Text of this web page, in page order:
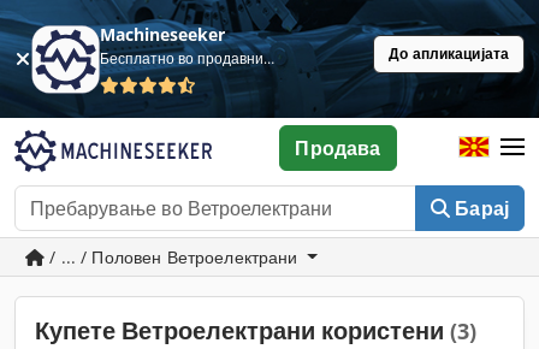
Machineseeker
Бесплатно во продавница До апликацијата
Барај
Продава
/ ... / Половен Ветроелектрани
Купете Ветроелектрани користени (3)